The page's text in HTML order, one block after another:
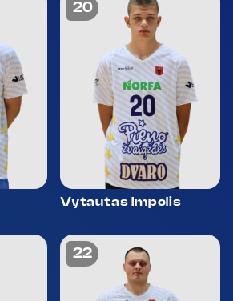
20
Vytautas Impolis
22